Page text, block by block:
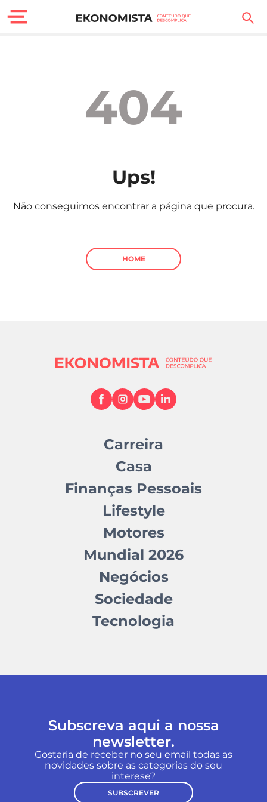
Carreira
Sociedade
Negócios
404
Ups!
Não conseguimos encontrar a página que procura.
HOME
Carreira
Casa
Finanças Pessoais
Lifestyle
Motores
Mundial 2026
Negócios
Sociedade
Tecnologia
Subscreva aqui a nossa
newsletter.
Gostaria de receber no seu email todas as
novidades sobre as categorias do seu
interese?
SUBSCREVER